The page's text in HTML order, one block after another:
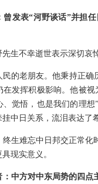
曾发表“河野谈话”并担
生不幸逝世表示深切哀
的老朋友。他秉持正确
在发挥积极影响。他被
、觉悟，也是我们的理
中日关系，流泪表达了
生难忘中日邦交正常化
现实意义。
中方对中东局势的四